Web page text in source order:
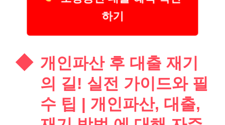
하기
개인파산 후 대출 재기
의 길! 실전 가이드와 필
수 팁 | 개인파산, 대출,